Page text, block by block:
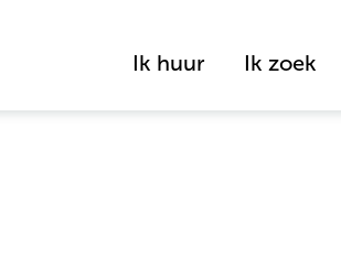
Ik huur Ik zoek